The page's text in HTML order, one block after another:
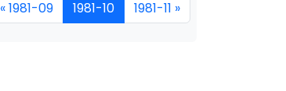
« 1981-09 1981-10 1981-11 »